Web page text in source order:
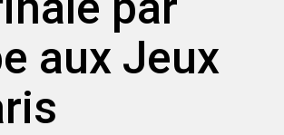
aux Jeux